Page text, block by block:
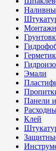
Эмали
Панели
Клей